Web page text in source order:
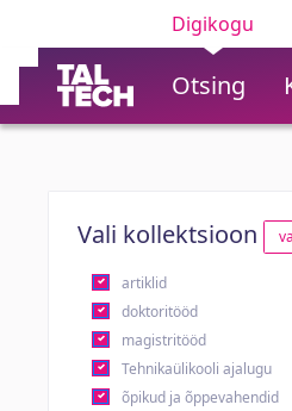
Digikogu
Otsing
Vali kollektsioon
artiklid
doktoritööd
magistritööd
Tehnikaülikooli ajalugu
õpikud ja õppevahendid